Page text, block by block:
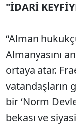
"İDARİ
“Alman
Almanyasını
ortaya atar.
vatandaşların
bir ‘Norm
bekası ve